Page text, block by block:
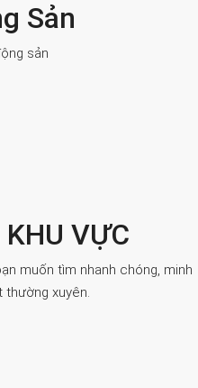
Sản
sản
VỰC
muốn tìm nhanh chóng, minh
thường xuyên.